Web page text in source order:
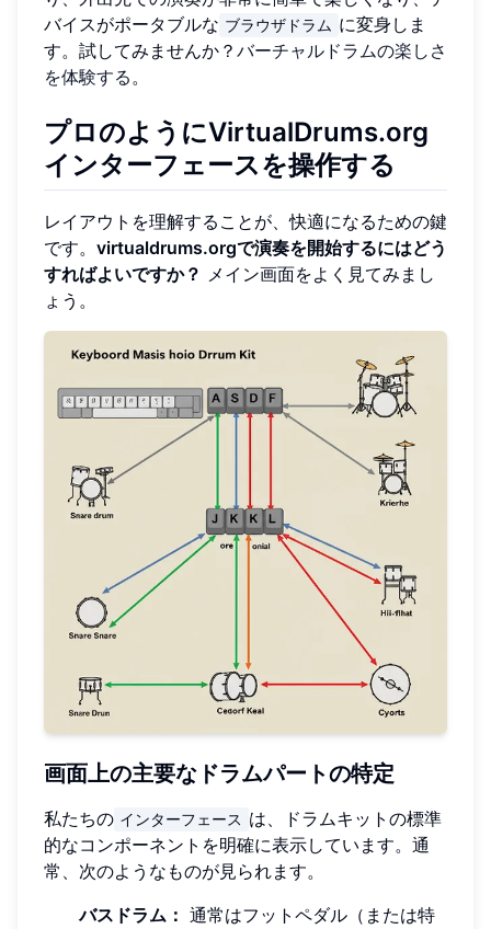
バイスがポータブルな ブラウザドラム に変身しま
す。試してみませんか？ バーチャルドラムの楽しさ
を体験する 。
プロのようにVirtualDrums.org
インターフェースを操作する
レイアウトを理解することが、快適になるための鍵
です。 virtualdrums.orgで演奏を開始するにはどう
すればよいですか？ メイン画面をよく見てみまし
ょう。
画面上の主要なドラムパートの特定
私たちの インターフェース は、ドラムキットの標準
的なコンポーネントを明確に表示しています。通
常、次のようなものが見られます。
バスドラム： 通常はフットペダル（または特